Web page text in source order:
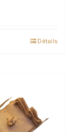
Détails